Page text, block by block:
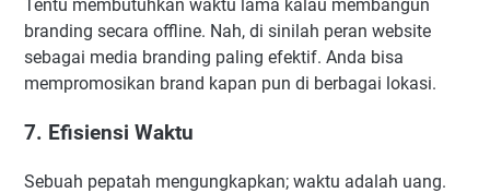
Tentu membutuhkan waktu lama kalau membangun
branding secara offline. Nah, di sinilah peran website
sebagai media branding paling efektif. Anda bisa
mempromosikan brand kapan pun di berbagai lokasi.
7. Efisiensi Waktu
Sebuah pepatah mengungkapkan; waktu adalah uang.